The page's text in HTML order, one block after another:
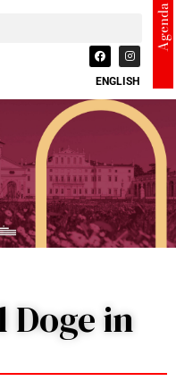
ENGLISH
Agenda
Doge in